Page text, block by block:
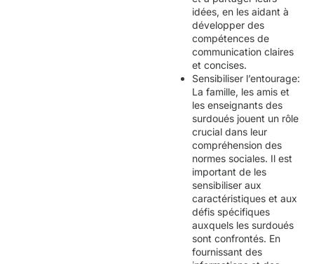
idées, en les aidant à
développer des
compétences de
communication claires
et concises.
Sensibiliser l’entourage:
La famille, les amis et
les enseignants des
surdoués jouent un rôle
crucial dans leur
compréhension des
normes sociales. Il est
important de les
sensibiliser aux
caractéristiques et aux
défis spécifiques
auxquels les surdoués
sont confrontés. En
fournissant des